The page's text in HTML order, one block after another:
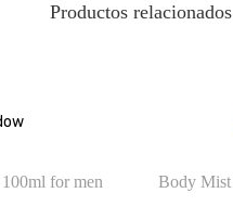
Productos relacionados
for men
Body Mist